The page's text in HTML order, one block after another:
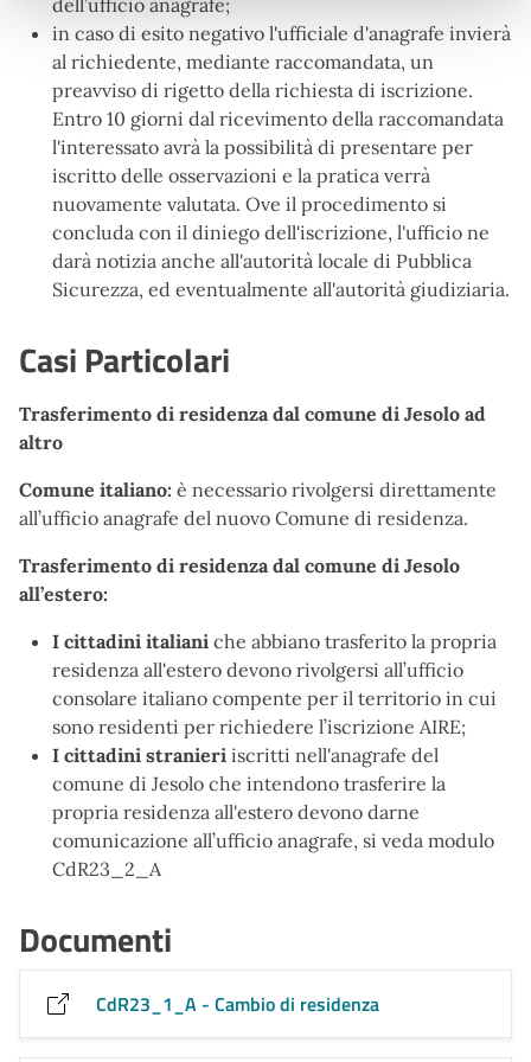
dell’ufficio anagrafe;
in caso di esito negativo l'ufficiale d'anagrafe invierà
al richiedente, mediante raccomandata, un
preavviso di rigetto della richiesta di iscrizione.
Entro 10 giorni dal ricevimento della raccomandata
l'interessato avrà la possibilità di presentare per
iscritto delle osservazioni e la pratica verrà
nuovamente valutata. Ove il procedimento si
concluda con il diniego dell'iscrizione, l'ufficio ne
darà notizia anche all'autorità locale di Pubblica
Sicurezza, ed eventualmente all'autorità giudiziaria.
Casi Particolari
Trasferimento di residenza dal comune di Jesolo ad
altro
Comune italiano: è necessario rivolgersi direttamente
all’ufficio anagrafe del nuovo Comune di residenza.
Trasferimento di residenza dal comune di Jesolo
all’estero:
I cittadini italiani che abbiano trasferito la propria
residenza all'estero devono rivolgersi all’ufficio
consolare italiano compente per il territorio in cui
sono residenti per richiedere l’iscrizione AIRE;
I cittadini stranieri iscritti nell'anagrafe del
comune di Jesolo che intendono trasferire la
propria residenza all'estero devono darne
comunicazione all’ufficio anagrafe, si veda modulo
CdR23_2_A
Documenti
CdR23_1_A - Cambio di residenza